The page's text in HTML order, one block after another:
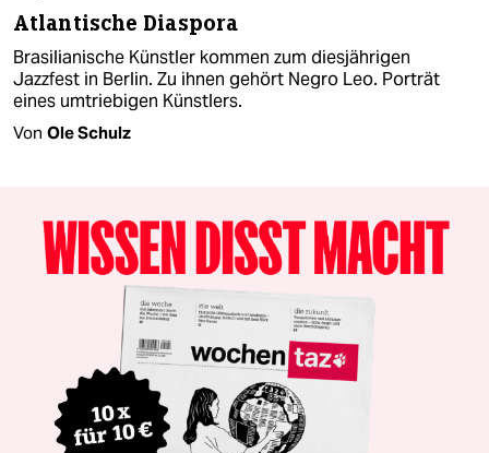
Atlantische Diaspora
Brasilianische Künstler kommen zum diesjährigen
Jazzfest in Berlin. Zu ihnen gehört Negro Leo. Porträt
eines umtriebigen Künstlers.
Von Ole Schulz